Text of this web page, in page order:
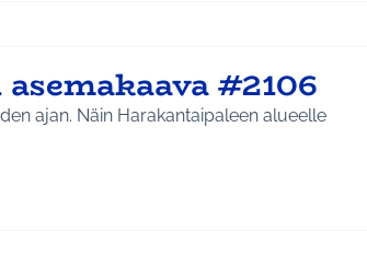
#2106
ajan. Näin Harakantaipaleen alueelle
ja liikenne